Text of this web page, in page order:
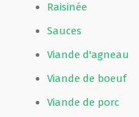
Raisinée
Sauces
Viande d'agneau
Viande de boeuf
Viande de porc